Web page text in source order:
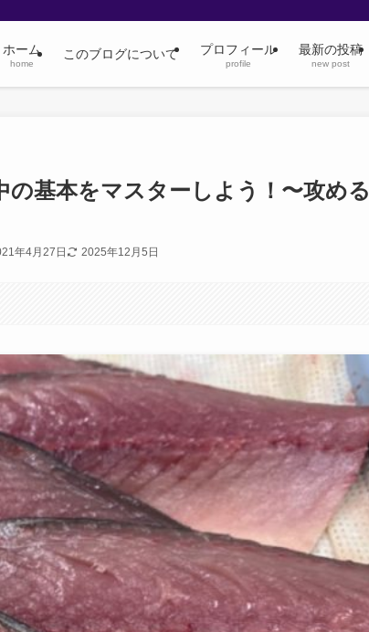
ホーム
home
このブログについて プロフィール
profile
最新の投稿
new post
基本をマスターしよう！〜攻める
年4月27日 2025年12月5日